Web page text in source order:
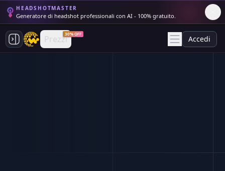
HEADSHOTMASTER
Generatore di headshot professionali con AI - 100% gratuito.
Prezzi30% OFF
Accedi